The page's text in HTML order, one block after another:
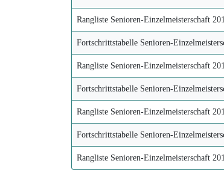
Rangliste Senioren-Einzelmeisterschaft
Fortschrittstabelle Senioren-
Rangliste Senioren-Einzelmeisterschaft
Fortschrittstabelle Senioren-
Rangliste Senioren-Einzelmeisterschaft
Fortschrittstabelle Senioren-
Rangliste Senioren-Einzelmeisterschaft